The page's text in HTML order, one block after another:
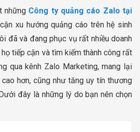
những Công ty quảng cáo Zalo tại
xu hướng quảng cáo trên hệ sinh
đã và đang phục vụ rất nhiều doanh
tiếp cận và tìm kiếm thành công rất
qua kênh Zalo Marketing, mang lại
hơn, cũng như tăng uy tín thương
đây là những lý do bạn nên chọn